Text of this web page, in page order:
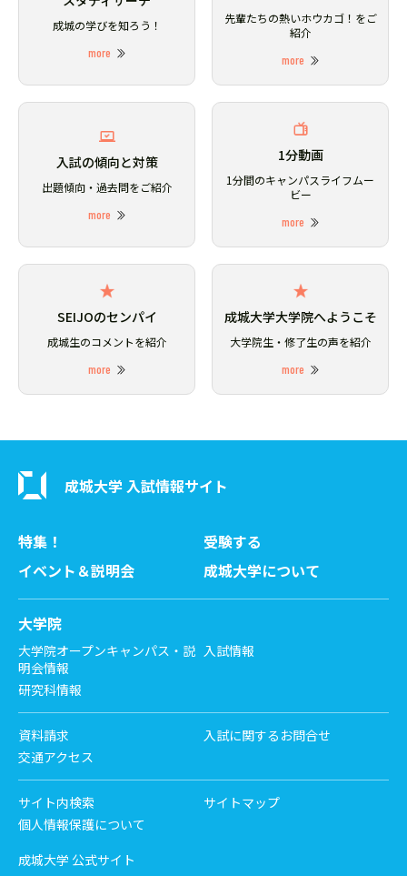
成城の学びを知ろう！
more
先輩たちの熱いホウカゴ！をご
紹介
more
入試の傾向と対策
出題傾向・過去問をご紹介
more
1分動画
1分間のキャンパスライフムー
ビー
more
SEIJOのセンパイ
成城生のコメントを紹介
more
成城大学大学院へようこそ
大学院生・修了生の声を紹介
more
成城大学 入試情報サイト
特集！
受験する
イベント＆説明会
成城大学について
大学院
大学院オープンキャンパス・説
明会情報
入試情報
研究科情報
資料請求
入試に関するお問合せ
交通アクセス
サイト内検索
サイトマップ
個人情報保護について
成城大学 公式サイト